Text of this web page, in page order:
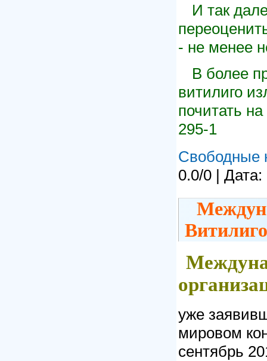
И так
- не менее
В более
витилиго
почитать
295-1
Свободные
0.0/0 | Дата:
Витилиго
уже
мировом
сентябрь